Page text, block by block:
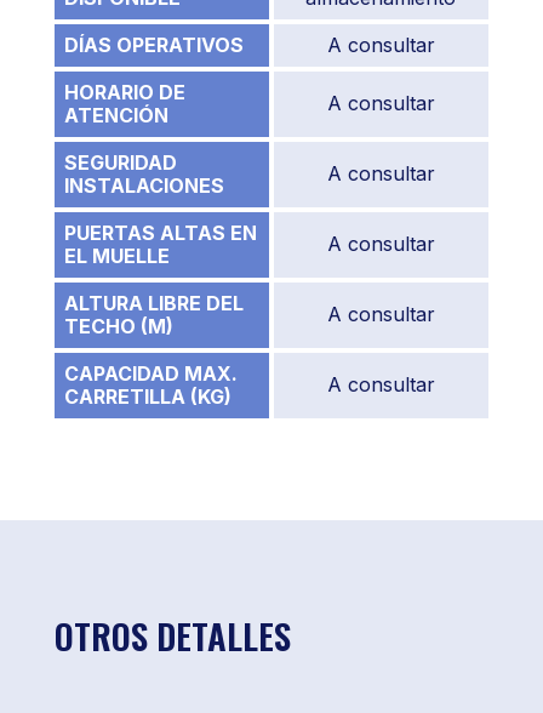
DÍAS OPERATIVOS
A consultar
HORARIO DE
ATENCIÓN
A consultar
SEGURIDAD
INSTALACIONES
A consultar
PUERTAS ALTAS EN
EL MUELLE
A consultar
ALTURA LIBRE DEL
TECHO (M)
A consultar
CAPACIDAD MAX.
CARRETILLA (KG)
A consultar
OTROS DETALLES